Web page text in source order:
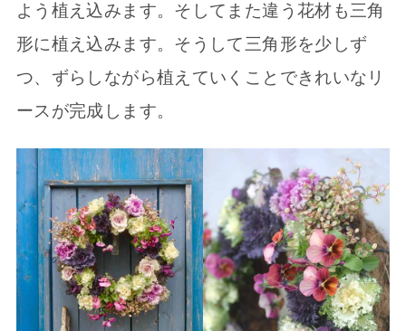
よう植え込みます。そしてまた違う花材も三角
形に植え込みます。そうして三角形を少しず
つ、ずらしながら植えていくことできれいなリ
ースが完成します。